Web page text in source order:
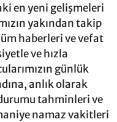
en yeni gelişmeleri
yakından takip
haberleri ve vefat
ve hızla
günlük
anlık olarak
tahminleri ve
namaz vakitleri